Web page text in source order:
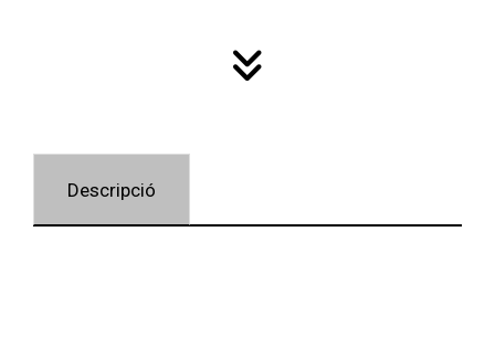
Descripció